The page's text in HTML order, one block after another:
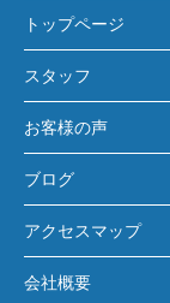
トップページ
スタッフ
お客様の声
ブログ
アクセスマップ
会社概要